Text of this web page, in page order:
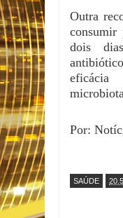
Outra
consumir
dois
Por:
SAÚDE